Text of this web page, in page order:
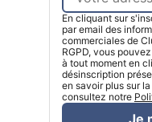
En cliquant sur
par email des
commerciales de
RGPD, vous
à tout moment en
désinscription
en savoir plus sur
consultez notre